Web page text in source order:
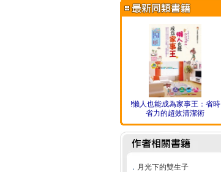
!懶人也能成為家事王：省時
省力的超效清潔術
． 月光下的雙生子